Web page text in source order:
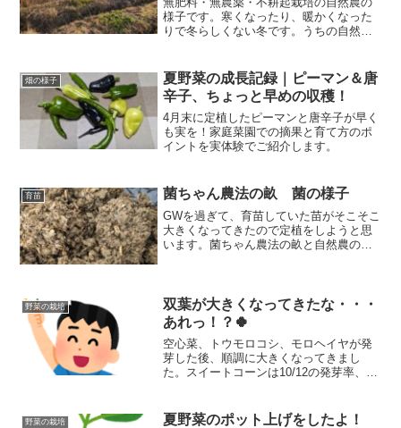
様子です。寒くなったり、暖かくなった
りで冬らしくない冬です。うちの自然農
り育ってくれてもいいくらいなのです
が・・・
畑の様子
夏野菜の成長記録｜ピーマン＆唐
辛子、ちょっと早めの収穫！
4月末に定植したピーマンと唐辛子が早く
も実を！家庭菜園での摘果と育て方のポ
イントを実体験でご紹介します。
育苗 菌ちゃん農法の畝 菌の様子
GWを過ぎて、育苗していた苗がそこそこ
大きくなってきたので定植をしようと思
います。菌ちゃん農法の畝と自然農の畝
野菜の栽培
双葉が大きくなってきたな・・・
あれっ！？🍀
空心菜、トウモロコシ、モロヘイヤが発
芽した後、順調に大きくなってきまし
た。スイートコーンは10/12の発芽率、空
は確保できそうです。その中で四つ葉の
野菜の栽培
夏野菜のポット上げをしたよ！